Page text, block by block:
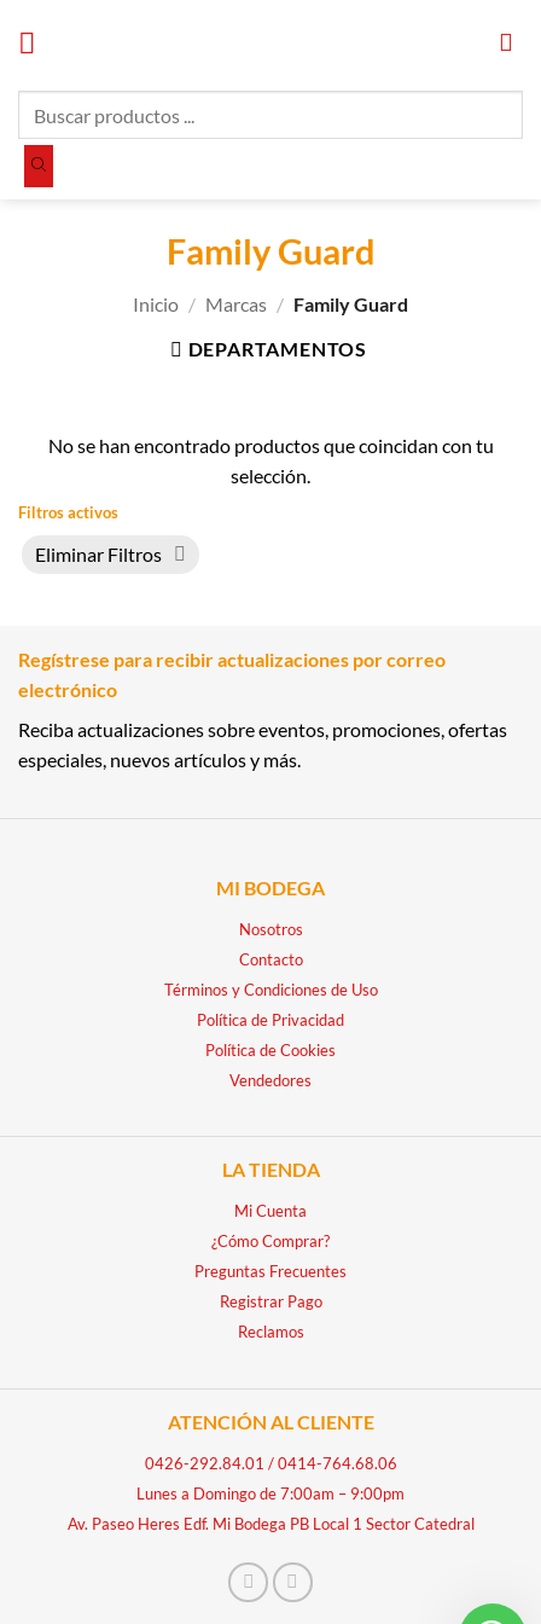
productos
Family Guard
Inicio / Marcas / Family Guard
DEPARTAMENTOS
No se han encontrado productos que coincidan con tu
selección.
Filtros activos
Eliminar Filtros
Regístrese para recibir actualizaciones por correo
electrónico
Reciba actualizaciones sobre eventos, promociones, ofertas
especiales, nuevos artículos y más.
MI BODEGA
Nosotros
Contacto
Términos y Condiciones de Uso
Política de Privacidad
Política de Cookies
Vendedores
LA TIENDA
Mi Cuenta
¿Cómo Comprar?
Preguntas Frecuentes
Registrar Pago
Reclamos
ATENCIÓN AL CLIENTE
0426-292.84.01 /0414-764.68.06
Lunes a Domingo de 7:00am – 9:00pm
Av. Paseo Heres Edf. Mi Bodega PB Local 1 Sector Catedral